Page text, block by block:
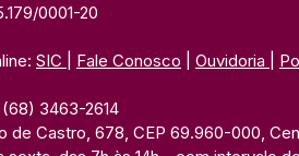
0001-20
SIC Fale Conosco Ouvidoria
(68) 3463-2614
de Castro, 678, CEP 69.960-000,